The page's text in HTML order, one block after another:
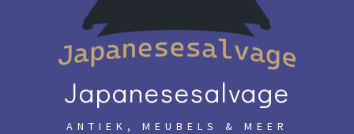
Japanesesalvage
ANTIEK, MEUBELS & MEER